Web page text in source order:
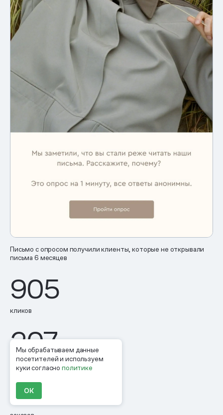
Мы обрабатываем данные
посетителей и используем
куки согласнополитике
ОК
Письмо с опросом получили клиенты, которые не открывали
письма 6 месяцев
905
кликов
207
текстовых ответов
28